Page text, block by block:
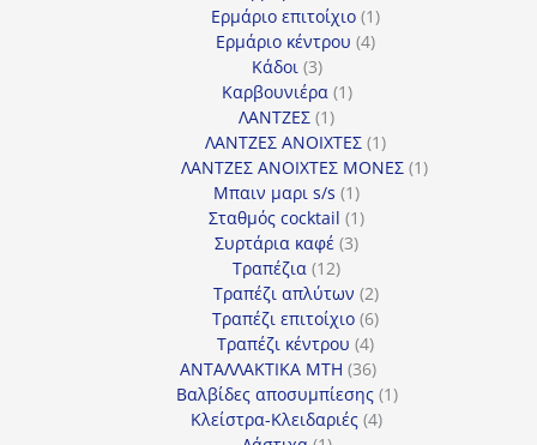
προϊόντα
Ερμάριο επιτοίχιο 11
προϊόν
Ερμάριο κέντρου 44
Κάδοι 33
προϊόντα
Καρβουνιέρα 11
ΛΑΝΤΖΕΣ 11
προϊόν
ΛΑΝΤΖΕΣ ΑΝΟΙΧΤΕΣ 11
προϊόν
ΛΑΝΤΖΕΣ ΑΝΟΙΧΤΕΣ ΜΟΝΕΣ 11
Μπαιν μαρι s/s 11
προϊόν
Σταθμός cocktail 11
Συρτάρια καφέ 33
Τραπέζια 1212
προϊόντα
Τραπέζι απλύτων 22
προϊόντα
Τραπέζι επιτοίχιο 66
προϊόντα
Τραπέζι κέντρου 44
προϊόντα
ΑΝΤΑΛΛΑΚΤΙΚΑ MTH 3636
προϊόντα
Βαλβίδες αποσυμπίεσης 11
Κλείστρα-Κλειδαριές 44